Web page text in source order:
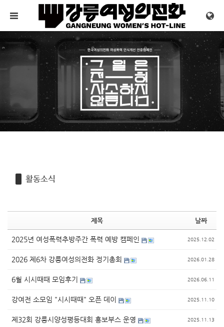
메뉴 건너뛰기
활동소식
제목 날짜
2025년 여성폭력추방주간 폭력 예방 캠페인 2025.12.02
2026 제6차 강릉여성의전화 정기총회 2026.01.28
6월 시시때때 모임후기 2026.06.11
강여전 소모임 "시시때때" 오픈 데이 2025.11.10
제32회 강릉시양성평등대회 홍보부스 운영 2025.11.13